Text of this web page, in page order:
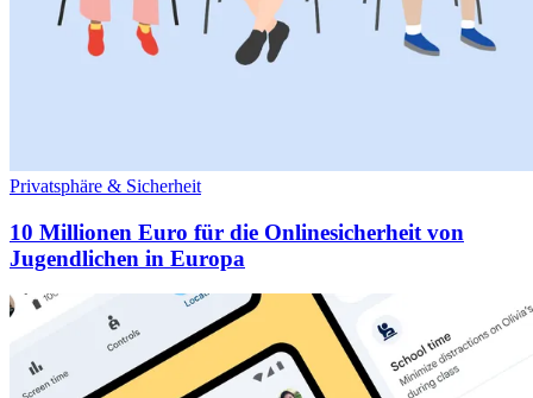
Privatsphäre & Sicherheit
10 Millionen Euro für die Onlinesicherheit von
Jugendlichen in Europa